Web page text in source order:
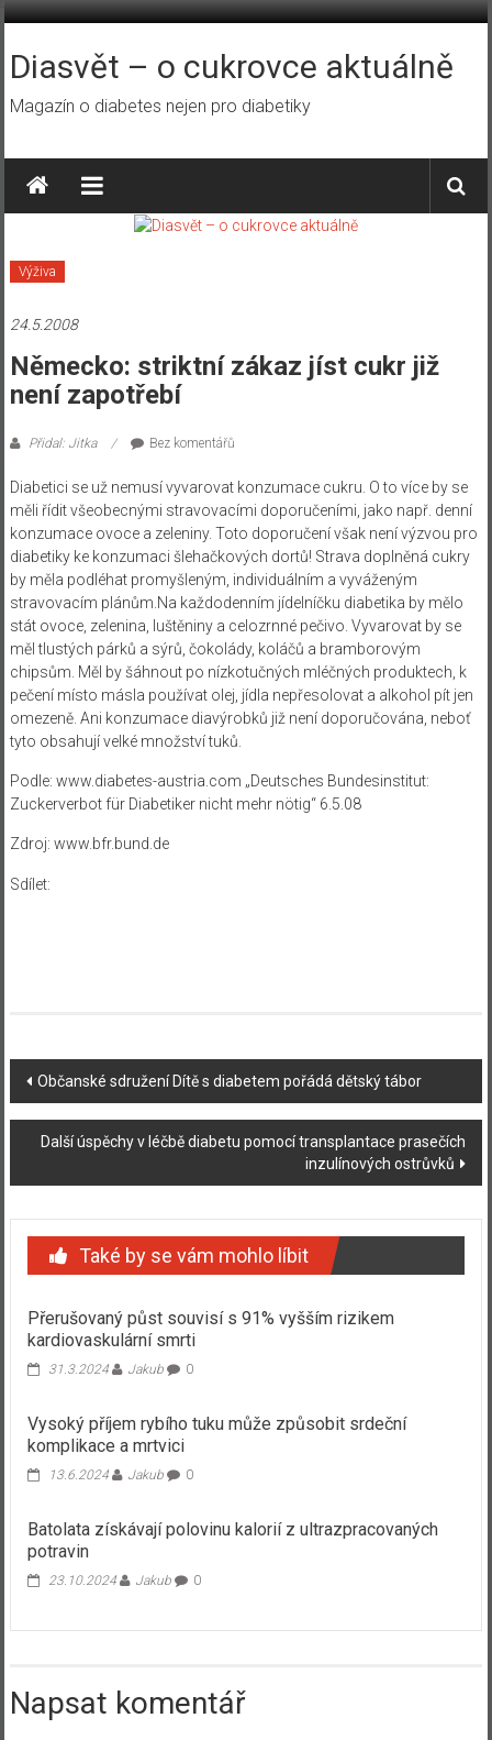
Přeskočit
obsah
Diasvět – o cukrovce aktuálně
Magazín o diabetes nejen pro diabetiky
Výživa
24.5.2008
Německo: striktní zákaz jíst cukr již
není zapotřebí
Přidal: Jitka Bez komentářů
Diabetici se už nemusí vyvarovat konzumace cukru. O to více by se
měli řídit všeobecnými stravovacími doporučeními, jako např. denní
konzumace ovoce a zeleniny. Toto doporučení však není výzvou pro
diabetiky ke konzumaci šlehačkových dortů! Strava doplněná cukry
by měla podléhat promyšleným, individuálním a vyváženým
stravovacím plánům. Na každodenním jídelníčku diabetika by mělo
stát ovoce, zelenina, luštěniny a celozrnné pečivo. Vyvarovat by se
měl tlustých párků a sýrů, čokolády, koláčů a bramborovým
chipsům. Měl by šáhnout po nízkotučných mléčných produktech, k
pečení místo másla používat olej, jídla nepřesolovat a alkohol pít jen
omezeně. Ani konzumace diavýrobků již není doporučována, neboť
tyto obsahují velké množství tuků.
Podle: www.diabetes-austria.com „Deutsches Bundesinstitut:
Zuckerverbot für Diabetiker nicht mehr nötig“ 6.5.08
Zdroj: www.bfr.bund.de
Sdílet:
Navigace
příspěvku
Občanské sdružení Dítě s diabetem pořádá dětský tábor
Další úspěchy v léčbě diabetu pomocí transplantace prasečích
inzulínových ostrůvků
Také by se vám mohlo líbit
Přerušovaný půst souvisí s 91% vyšším rizikem
kardiovaskulární smrti
31.3.2024 Jakub 0
Vysoký příjem rybího tuku může způsobit srdeční
komplikace a mrtvici
13.6.2024 Jakub 0
Batolata získávají polovinu kalorií z ultrazpracovaných
potravin
23.10.2024 Jakub 0
Napsat komentář